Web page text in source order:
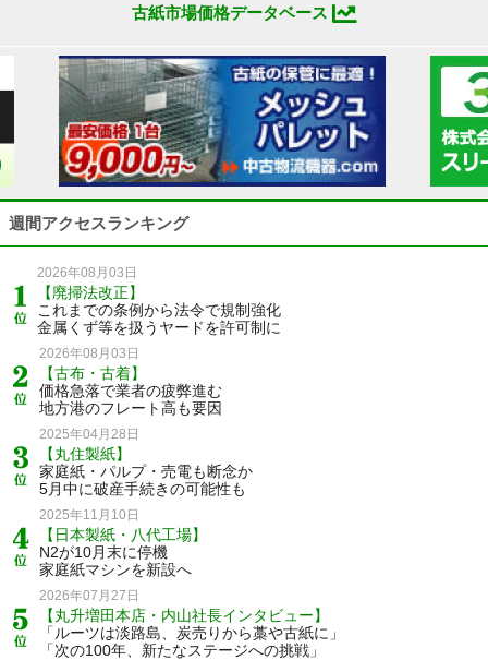
古紙市場価格データベース
週間アクセスランキング
2026年08月03日
【廃掃法改正】
これまでの条例から法令で規制強化
金属くず等を扱うヤードを許可制に
2026年08月03日
【古布・古着】
価格急落で業者の疲弊進む
地方港のフレート高も要因
2025年04月28日
【丸住製紙】
家庭紙・パルプ・売電も断念か
5月中に破産手続きの可能性も
2025年11月10日
【日本製紙・八代工場】
N2が10月末に停機
家庭紙マシンを新設へ
2026年07月27日
【丸升増田本店・内山社長インタビュー】
「ルーツは淡路島、炭売りから藁や古紙に」
「次の100年、新たなステージへの挑戦」